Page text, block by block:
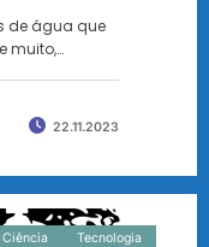
de água que
muito,…
22.11.2023
Tecnologia